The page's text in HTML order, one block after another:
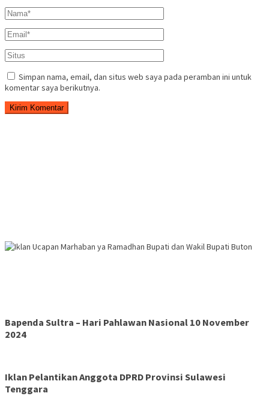
Simpan nama, email, dan situs web saya pada peramban ini untuk
komentar saya berikutnya.
Bapenda Sultra – Hari Pahlawan Nasional 10 November
2024
Iklan Pelantikan Anggota DPRD Provinsi Sulawesi
Tenggara